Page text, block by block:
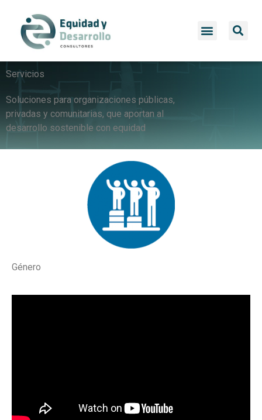
Servicios
Soluciones para organizaciones públicas,
privadas y comunitarias, que aportan al
desarrollo sostenible con equidad
Género